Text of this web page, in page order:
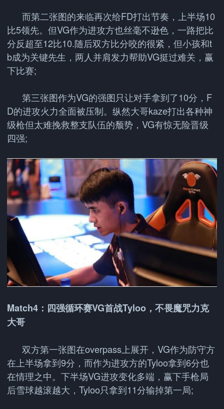
而第二张图的来临再次给FD打出节奏，上半场10
比5领先。但VG作为进攻方也丝毫不逊色，一路把比
分反超至12比10.随后双方比分咬的很紧，但小孩和t
b成为关键先生，两人并肩发力帮助VG挺过难关，赢
下比赛;
第三张图作为VG的强图只让对手拿到了10分，F
D的进攻火力全面被压制。纵然大哥kaze打出各种神
级枪但太难挽救整支队伍的颓势，VG有惊无险晋级
四强;
Match4：四强循环赛VG首战Tyloo，不畏魔咒力克
大哥
双方第一张图在overpass上展开，VG作为防守方
在上半场拿到9分，而作为进攻方的Tyloo拿到6分也
在情理之中。下半场VG进攻变化多端，赢下手枪局
后雪球越滚越大，Tyloo只拿到11分输掉第一局;